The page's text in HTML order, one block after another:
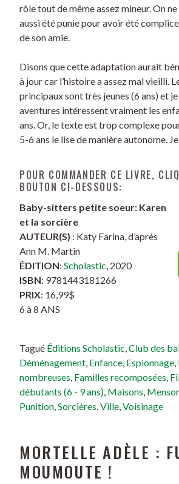
rôle tout de même assez mineur. On ne
aussi été punie pour avoir été
de son amie.
Disons que cette adaptation aurait
à jour car l’histoire a assez mal vieilli.
principaux sont très jeunes (6 ans) et
aventures intéressent vraiment les
ans. Or, le texte est trop complexe
5-6 ans le lise de manière autonome. Je
POUR COMMANDER CE LIVRE,
BOUTON CI-DESSOUS:
Baby-sitters petite soeur: Karen
et la sorcière
AUTEUR(S) : Katy Farina, d’après
Ann M. Martin
ÉDITION: Scholastic, 2020
ISBN: 9781443181266
PRIX: 16,99$
6 à 8 ANS
Tagué Éditions Scholastic,Club des
Déménagement, Enfance, Espionnage,
nombreuses, Familles recomposées,
débutants (6 - 9 ans), Maisons,
Punition,Sorcières,Ville,Voisinage
MORTELLE ADÈLE :
MOUMOUTE !